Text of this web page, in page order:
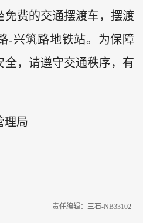
免费的交通摆渡车，摆渡
-兴筑路地铁站。为保障
全，请遵守交通秩序，有
理局
责任编辑：三石-NB33102